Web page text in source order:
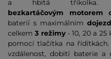
a hbitá tříkolka.
bezkartáčovým motorem
baterií s maximálním
celkem3 režimy - 10, 20 a
pomocí tlačítka na
vzdálenost, dobití baterie a